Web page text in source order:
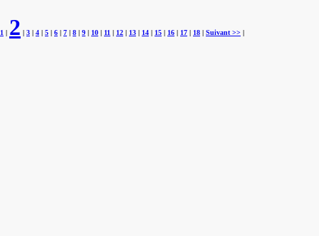
1 | 2 | 3 | 4 | 5 | 6 | 7 | 8 | 9 | 10 | 11 | 12 | 13 | 14 | 15 | 16 | 17 | 18 | Suivant >> |